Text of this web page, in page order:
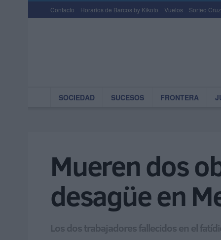
Contacto Horarios de Barcos by Kikoto Vuelos Sorteo
SOCIEDAD SUCESOS FRONTERA
Mueren dos
desagüe en
Los dos trabajadores fallecidos en el